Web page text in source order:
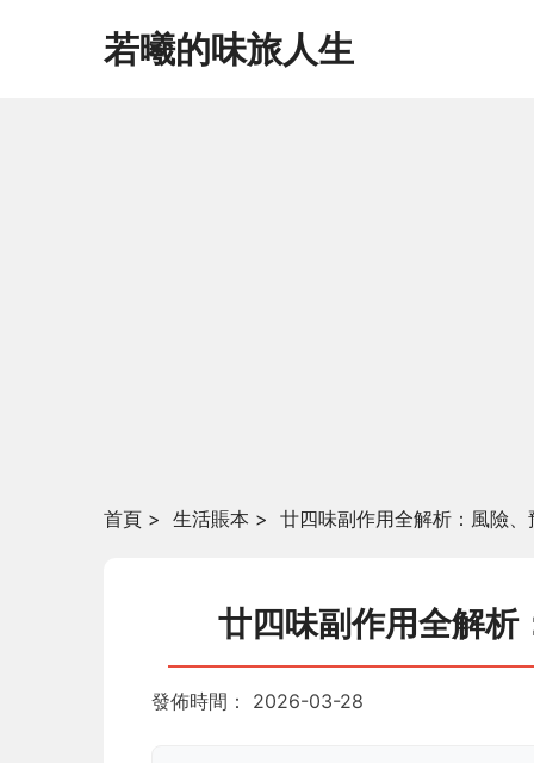
若曦的味旅人生
首頁 > 生活賬本 > 廿四味副作用全解析：風險
廿四味副作用全解析
發佈時間： 2026-03-28